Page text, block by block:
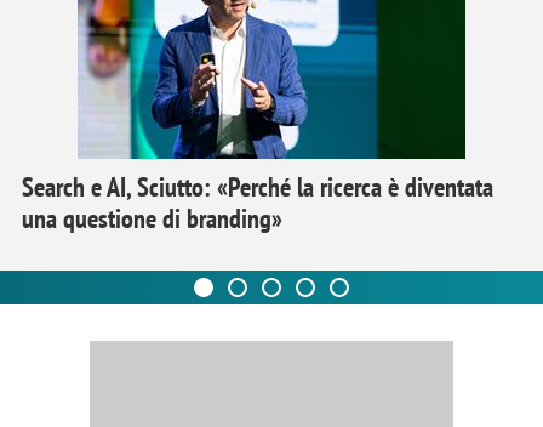
Search e AI, Sciutto: «Perché la ricerca è diventata
una questione di branding»